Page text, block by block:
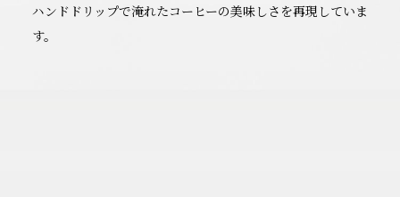
ハンドドリップで淹れたコーヒーの美味しさを再現していま
す。